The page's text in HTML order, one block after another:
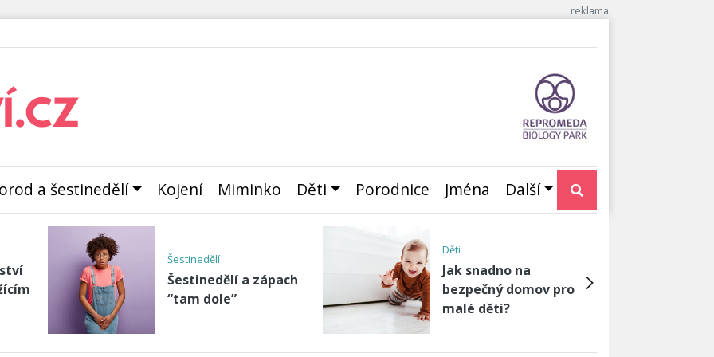
a šestinedělí Kojení Miminko Děti Porodnice Jména Další
Rádi bychom sdíleli
Vaše příběhy,
zkušenosti a bolesti i
umělé oplod…
Těhotenství i s
antikoncepcí: Jak je to
možné?